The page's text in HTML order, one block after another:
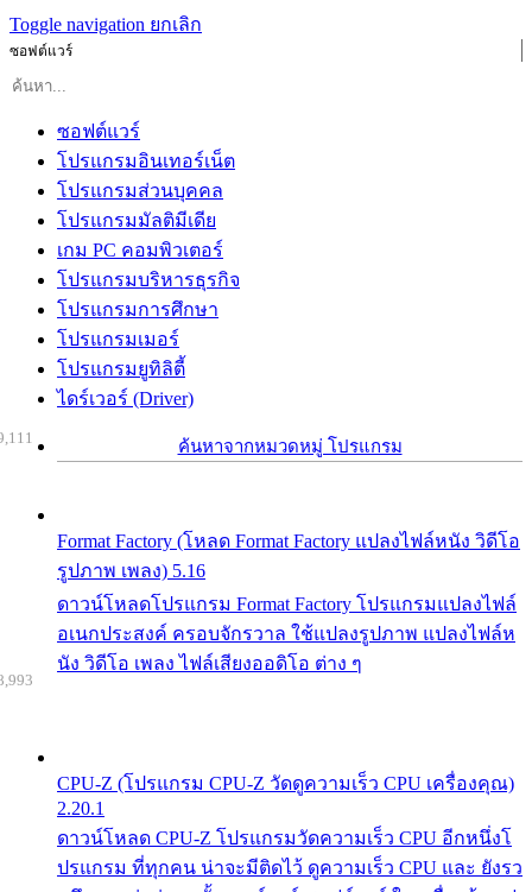
Toggle navigation ยกเลิก
ซอฟต์แวร์
ซอฟต์แวร์
โปรแกรมอินเทอร์เน็ต
โปรแกรมส่วนบุคคล
โปรแกรมมัลติมีเดีย
เกม PC คอมพิวเตอร์
โปรแกรมบริหารธุรกิจ
โปรแกรมการศึกษา
โปรแกรมเมอร์
โปรแกรมยูทิลิตี้
ไดร์เวอร์ (Driver)
ค้นหาจากหมวดหมู่ โปรแกรม
Format Factory (โหลด Format Factory แปลงไฟล์หนัง วิดีโอ
รูปภาพ เพลง) 5.16
ดาวน์โหลดโปรแกรม Format Factory โปรแกรมแปลงไฟล์
อเนกประสงค์ ครอบจักรวาล ใช้แปลงรูปภาพ แปลงไฟล์ห
นัง วิดีโอ เพลง ไฟล์เสียงออดิโอ ต่าง ๆ
CPU-Z (โปรแกรม CPU-Z วัดดูความเร็ว CPU เครื่องคุณ)
2.20.1
ดาวน์โหลด CPU-Z โปรแกรมวัดความเร็ว CPU อีกหนึ่งโ
ปรแกรม ที่ทุกคน น่าจะมีติดไว้ ดูความเร็ว CPU และ ยังรว